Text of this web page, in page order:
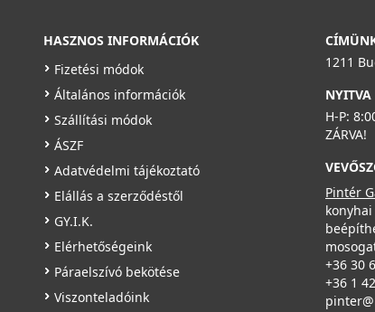
HASZNOS INFORMÁCIÓK
Fizetési módok
Általános információk
Szállítási módok
ÁSZF
Adatvédelmi tájékoztató
Elállás a szerződéstől
GY.I.K.
Elérhetőségeink
Páraelszívó bekötése
Viszonteladóink
1211
NYITVA
H-P:
ZÁRVA!
Pintér
+36 30
+36 1